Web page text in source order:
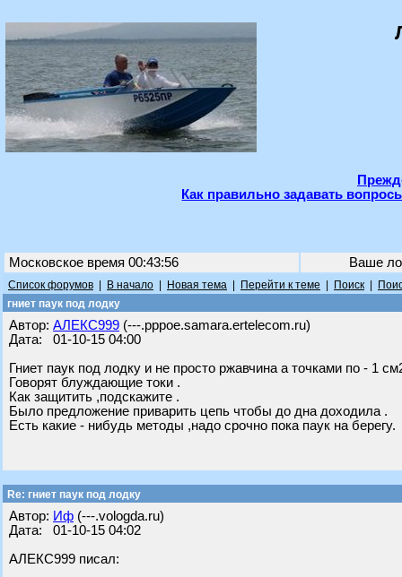
Как правильно задавать
Московское время 00:43:56 Ваше
Список форумов В начало Новая тема Перейти к теме Поиск
гниет паук под лодку
Автор: АЛЕКС999 (---.pppoe.samara.ertelecom.ru)
Дата: 01-10-15 04:00
Гниет паук под лодку и не просто ржавчина а точками по - 1
Говорят блуждающие токи .
Как защитить ,подскажите .
Было предложение приварить цепь чтобы до дна доходила .
Есть какие - нибудь методы ,надо срочно пока паук на берегу.
Re: гниет паук под лодку
Автор: Иф (---.vologda.ru)
Дата: 01-10-15 04:02
АЛЕКС999 писал: